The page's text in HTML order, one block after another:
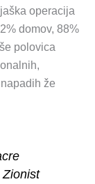
operacija
domov, 88%
polovica
že
Zionist